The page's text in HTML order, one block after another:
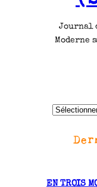
Journal
Moderne
A
v
EN TROIS